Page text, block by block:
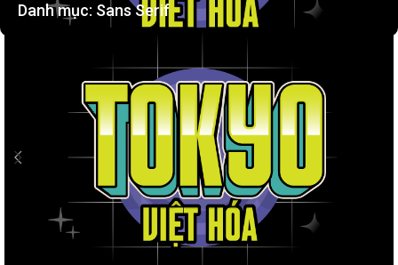
Danh mục: Sans Serif